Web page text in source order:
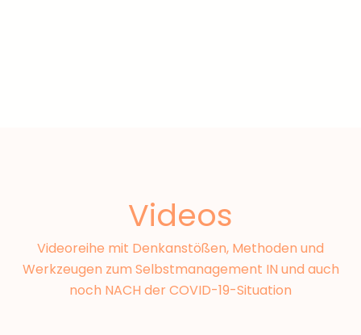
Videos
Videoreihe mit Denkanstößen, Methoden und
Werkzeugen zum Selbstmanagement IN und auch
noch NACH der COVID-19-Situation